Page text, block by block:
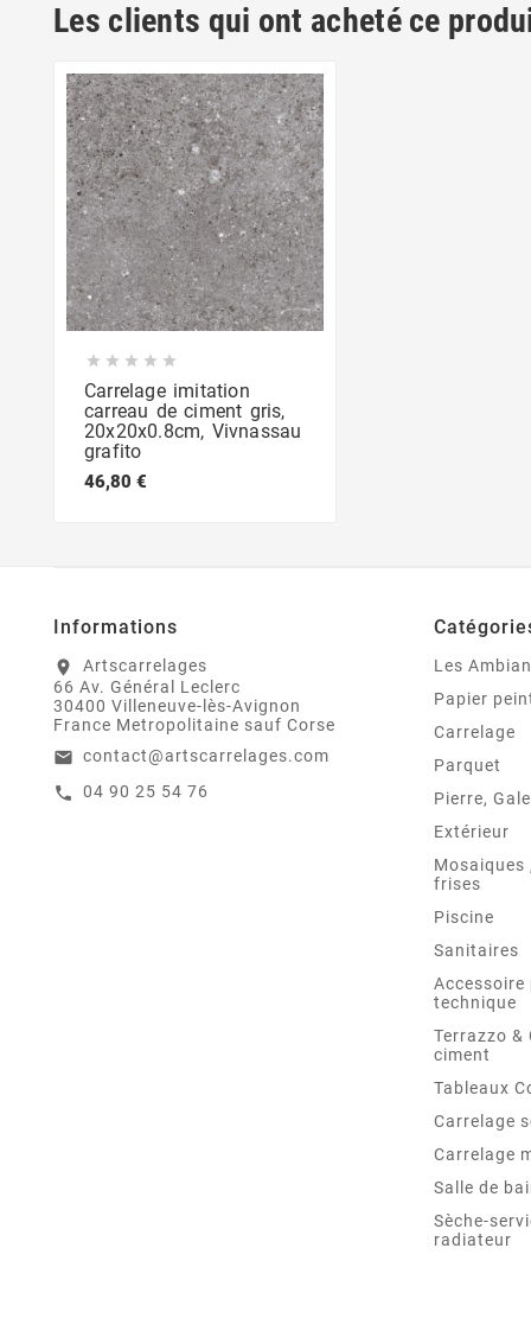
Les clients qui ont acheté ce
    
Carrelage imitation
carreau de ciment gris,
20x20x0.8cm, Vivnassau
grafito
46,80 €
Informations
location_on
Artscarrelages
66 Av. Général Leclerc
30400 Villeneuve-lès-Avignon
France Metropolitaine sauf Corse
email contact@artscarrelages.com
call 04 90 25 54 76
Les
Papier
Carrelage
Parquet
Pierre,
Extérieur
Mosaiques
frises
Piscine
Sanitaires
Accessoire
technique
Terrazzo &
ciment
Tableaux
Carrelage
Carrelage
Salle de
Sèche-
radiateur